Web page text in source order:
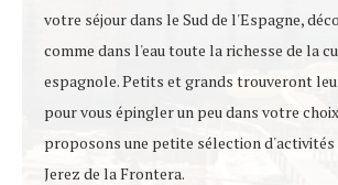
votre séjour dans le Sud de l'Espagne,
comme dans l'eau toute la richesse de la
espagnole. Petits et grands trouveront
pour vous épingler un peu dans votre
proposons une petite sélection d'activités
Jerez de la Frontera.